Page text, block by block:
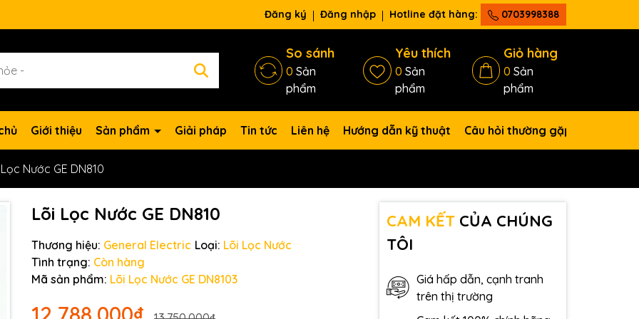
chờ đợi bạn Đăng ký Đăng nhập Hotline đặt hàng: 0703998388
So sánh
0 Sản
phẩm
Yêu thích
0 Sản
phẩm
Giỏ hàng
0 Sản
phẩm
Giới thiệu Sản phẩm Giải pháp Tin tức Liên hệ Hướng dẫn kỹ thuật Câu hỏi thường gặp
Nước GE DN810
Lõi Lọc Nước GE DN810
Thương hiệu: General Electric Loại: Lõi Lọc Nước
Tình trạng: Còn hàng
Mã sản phẩm: Lõi Lọc Nước GE DN8103
CAM KẾTCỦA CHÚNG
TÔI
Giá hấp dẫn, cạnh tranh
trên thị trường